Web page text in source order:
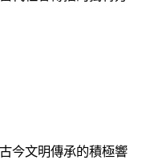
今文明傳承的積極響